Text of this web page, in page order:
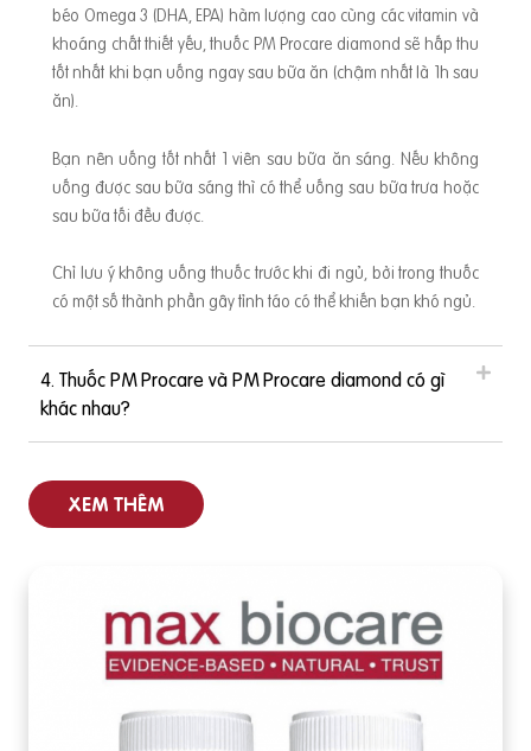
béo Omega 3 (DHA, EPA) hàm lượng cao cùng các vitamin và
khoáng chất thiết yếu, thuốc PM Procare diamond sẽ hấp thu
tốt nhất khi bạn uống ngay sau bữa ăn (chậm nhất là 1h sau
ăn).
Bạn nên uống tốt nhất 1 viên sau bữa ăn sáng. Nếu không
uống được sau bữa sáng thì có thể uống sau bữa trưa hoặc
sau bữa tối đều được.
Chỉ lưu ý không uống thuốc trước khi đi ngủ, bởi trong thuốc
có một số thành phần gây tỉnh táo có thể khiến bạn khó ngủ.
4. Thuốc PM Procare và PM Procare diamond có gì
khác nhau?
XEM THÊM